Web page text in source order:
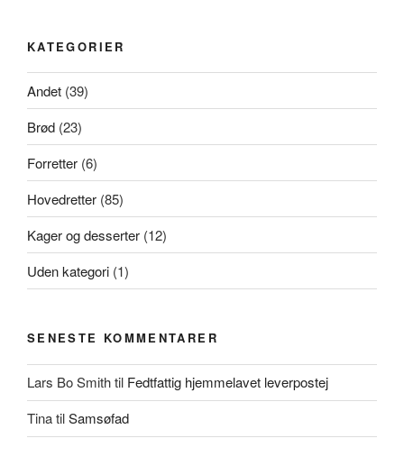
KATEGORIER
Andet (39)
Brød (23)
Forretter (6)
Hovedretter (85)
Kager og desserter (12)
Uden kategori (1)
SENESTE KOMMENTARER
Lars Bo Smithtil Fedtfattig hjemmelavet leverpostej
TinatilSamsøfad